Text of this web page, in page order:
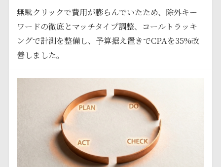
無駄クリックで費用が膨らんでいたため、除外キー
ワードの徹底とマッチタイプ調整、コールトラッキ
ングで計測を整備し、予算据え置きでCPAを35%改
善しました。